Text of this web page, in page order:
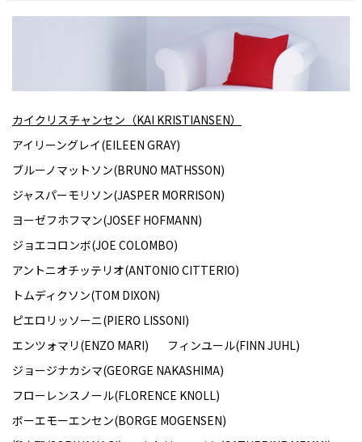
カイクリスチャンセン（KAI KRISTIANSEN）
アイリーングレイ(EILEEN GRAY)
ブルーノマットソン(BRUNO MATHSSON)
ジャスパーモリソン(JASPER MORRISON)
ヨーゼフホフマン(JOSEF HOFMANN)
ジョエコロンボ(JOE COLOMBO)
アントニオチッテリオ(ANTONIO CITTERIO)
トムディクソン(TOM DIXON)
ピエロリッソーニ(PIERO LISSONI)
エンツォマリ(ENZO MARI)
フィンユール(FINN JUHL)
ジョージナカシマ(GEORGE NAKASHIMA)
フローレンスノール(FLORENCE KNOLL)
ボーエモーエンセン(BORGE MOGENSEN)